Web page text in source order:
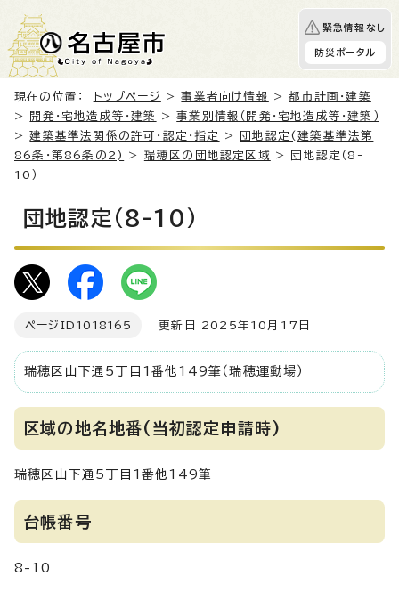
緊急情報なし
防災ポータル
現在の位置： トップページ >事業者向け情報 >都市計画・建築
>
開発・宅地造成等・建築 >事業別情報（開発・宅地造成等・建築）
>建築基準法関係の許可・認定・指定 >
団地認定(建築基準法第
86条・第86条の2)
> 瑞穂区の団地認定区域 > 団地認定（8-
10）
団地認定（8-10）
ページID 1018165 更新日 2025年10月17日
瑞穂区山下通5丁目1番他149筆（瑞穂運動場）
区域の地名地番(当初認定申請時)
瑞穂区山下通5丁目1番他149筆
台帳番号
8-10